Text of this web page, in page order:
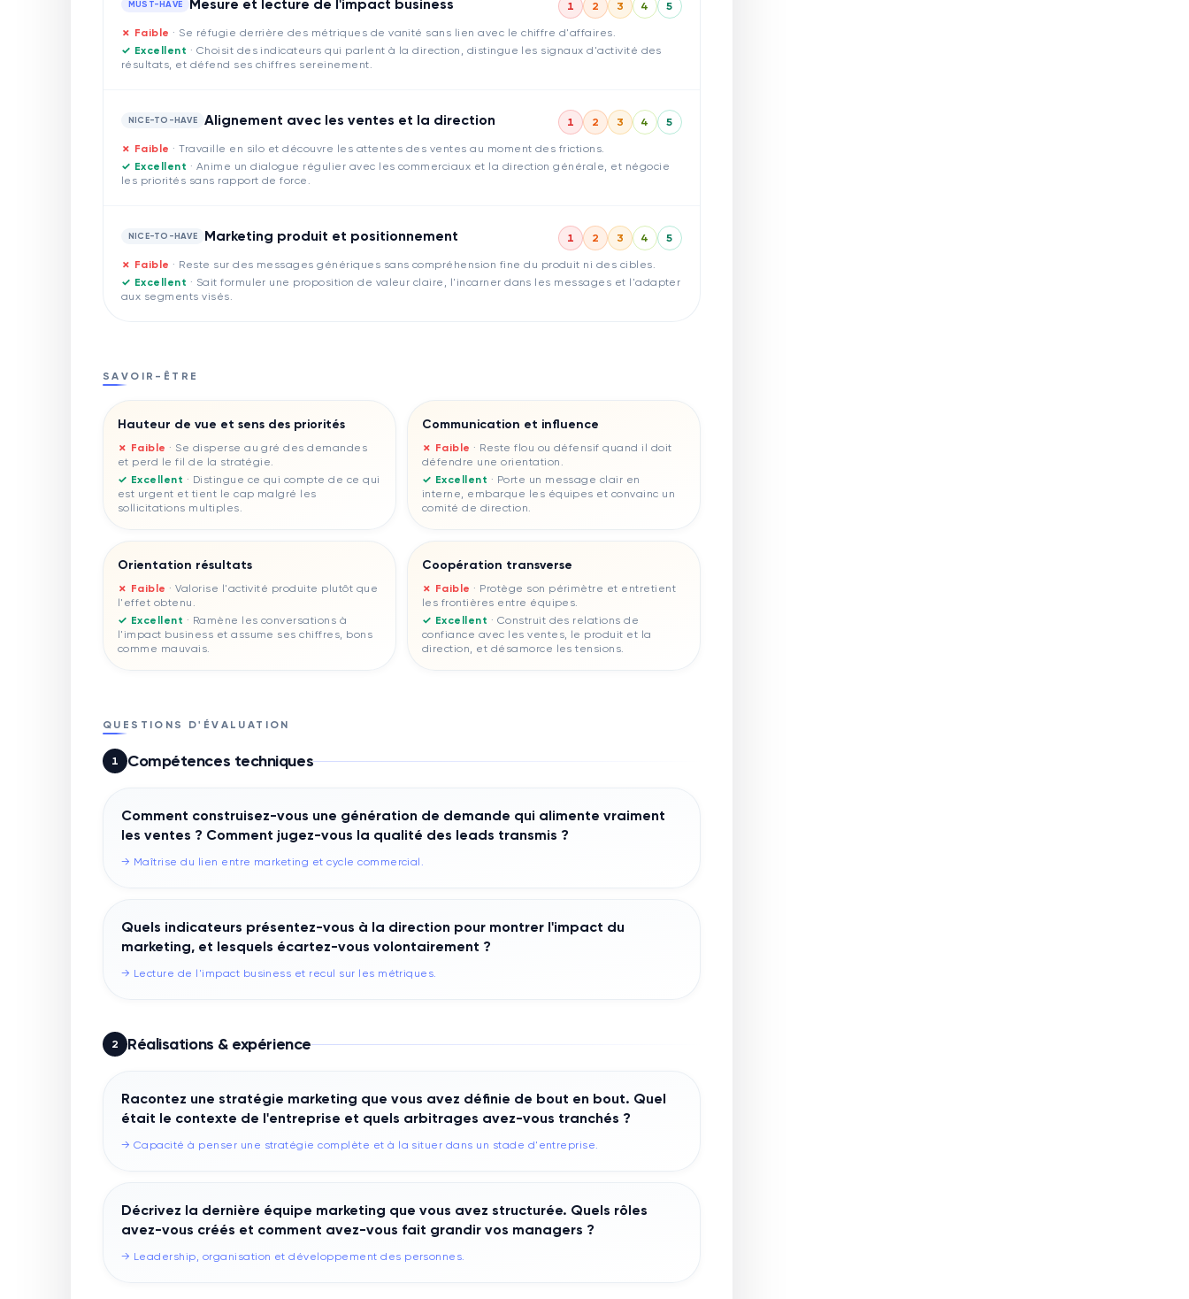
MUST-HAVE Mesure et lecture de l'impact business 1 2 3 4 5
✗ Faible · Se réfugie derrière des métriques de vanité sans lien avec le chiffre d'affaires.
✓ Excellent · Choisit des indicateurs qui parlent à la direction, distingue les signaux d'activité des
résultats, et défend ses chiffres sereinement.
NICE-TO-HAVE Alignement avec les ventes et la direction 1 2 3 4 5
✗ Faible ·Travaille en silo et découvre les attentes des ventes au moment des frictions.
✓ Excellent · Anime un dialogue régulier avec les commerciaux et la direction générale, et négocie
les priorités sans rapport de force.
NICE-TO-HAVE Marketing produit et positionnement 1 2 3 4 5
✗ Faible · Reste sur des messages génériques sans compréhension fine du produit ni des cibles.
✓ Excellent · Sait formuler une proposition de valeur claire, l'incarner dans les messages et l'adapter
aux segments visés.
SAVOIR-ÊTRE
Hauteur de vue et sens des priorités
✗ Faible · Se disperse au gré des demandes
et perd le fil de la stratégie.
✓ Excellent · Distingue ce qui compte de ce qui
est urgent et tient le cap malgré les
sollicitations multiples.
Communication et influence
✗ Faible · Reste flou ou défensif quand il doit
défendre une orientation.
✓ Excellent · Porte un message clair en
interne, embarque les équipes et convainc un
comité de direction.
Orientation résultats
✗ Faible ·Valorise l'activité produite plutôt que
l'effet obtenu.
✓ Excellent · Ramène les conversations à
l'impact business et assume ses chiffres, bons
comme mauvais.
Coopération transverse
✗ Faible · Protège son périmètre et entretient
les frontières entre équipes.
✓ Excellent · Construit des relations de
confiance avec les ventes, le produit et la
direction, et désamorce les tensions.
QUESTIONS D'ÉVALUATION
1 Compétences techniques
Comment construisez-vous une génération de demande qui alimente vraiment
les ventes ? Comment jugez-vous la qualité des leads transmis ?
→ Maîtrise du lien entre marketing et cycle commercial.
Quels indicateurs présentez-vous à la direction pour montrer l'impact du
marketing, et lesquels écartez-vous volontairement ?
→ Lecture de l'impact business et recul sur les métriques.
2 Réalisations & expérience
Racontez une stratégie marketing que vous avez définie de bout en bout. Quel
était le contexte de l'entreprise et quels arbitrages avez-vous tranchés ?
→ Capacité à penser une stratégie complète et à la situer dans un stade d'entreprise.
Décrivez la dernière équipe marketing que vous avez structurée. Quels rôles
avez-vous créés et comment avez-vous fait grandir vos managers ?
→ Leadership, organisation et développement des personnes.